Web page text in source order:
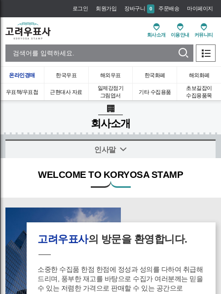
로그인 회원가입 장바구니 0 주문배송 마이페이지
회사소개 이용안내 커뮤니티
온라인경매 한국우표 해외우표 한국화폐 해외화폐
우표책/우표첩 근현대사 자료
일제강점기
그림엽서
기타 수집용품
초보길잡이
수집용품목
회사소개
인사말
WELCOME TO KORYOSA STAMP
고려우표사의 방문을 환영합니다.
소중한 수집품 한점 한점에 정성과 성의를 다하여 취급해
드리며, 풍부한 재고를 바탕으로 수집가 여러분께는 믿을
수 있는 저렴한 가격으로 판매할 수 있는 공간으로